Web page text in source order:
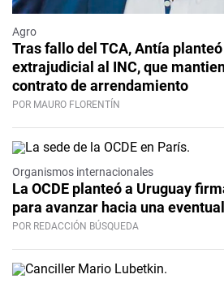
Agro
Tras fallo del TCA, Antía
extrajudicial al INC, que
contrato de arrendamiento
POR MAURO FLORENTÍN
Organismos internacionales
La OCDE planteó a Uruguay
para avanzar hacia una
POR REDACCIÓN BÚSQUEDA